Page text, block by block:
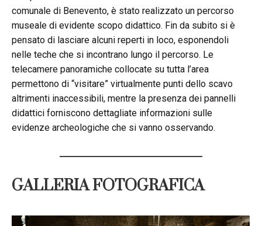
comunale di Benevento, è stato realizzato un percorso
museale di evidente scopo didattico. Fin da subito si è
pensato di lasciare alcuni reperti in loco, esponendoli
nelle teche che si incontrano lungo il percorso. Le
telecamere panoramiche collocate su tutta l’area
permettono di “visitare” virtualmente punti dello scavo
altrimenti inaccessibili, mentre la presenza dei pannelli
didattici forniscono dettagliate informazioni sulle
evidenze archeologiche che si vanno osservando.
GALLERIA FOTOGRAFICA